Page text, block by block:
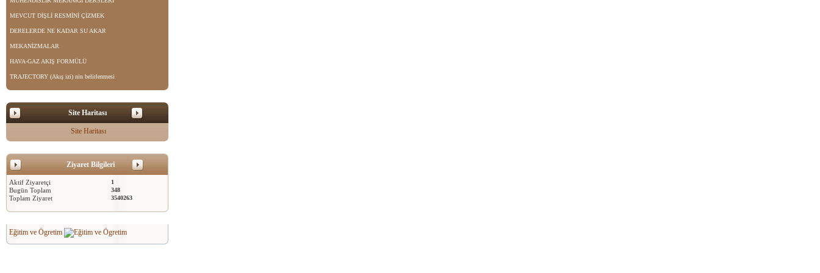
MEVCUT DİŞLİ RESMİNİ ÇİZMEK
DERELERDE NE KADAR SU AKAR
MEKANİZMALAR
HAVA-GAZ AKIŞ FORMÜLÜ
TRAJECTORY (Akış izi) nin belirlenmesi
Site Haritası
Site Haritası
Ziyaret Bilgileri
Aktif Ziyaretçi 1
Bugün Toplam 348
Toplam Ziyaret 3540263
Eğitim ve Ögretim